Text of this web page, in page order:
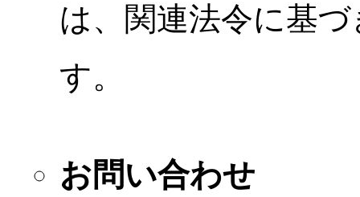
は、関連法令に基
す。
お問い合わせ